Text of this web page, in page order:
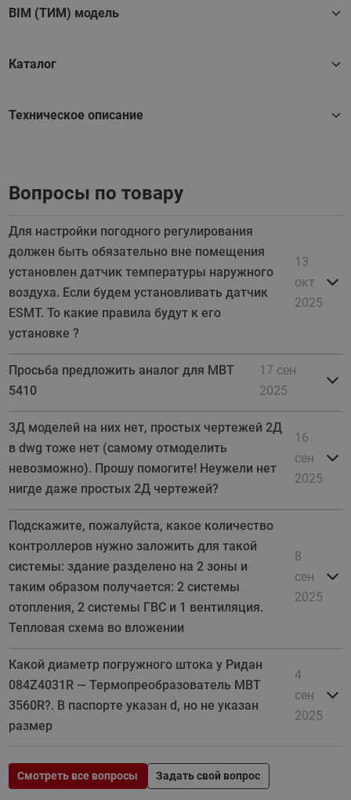
BIM (ТИМ) модель
Каталог
Техническое описание
Вопросы по товару
Для настройки погодного регулирования
должен быть обязательно вне помещения
установлен датчик температуры наружного
воздуха. Если будем установливать датчик
ESMT. То какие правила будут к его
установке ?
13
окт
2025
Просьба предложить аналог для MBT
5410
17 сен
2025
3Д моделей на них нет, простых чертежей 2Д
в dwg тоже нет (самому отмоделить
невозможно). Прошу помогите! Неужели нет
нигде даже простых 2Д чертежей?
16
сен
2025
Подскажите, пожалуйста, какое количество
контроллеров нужно заложить для такой
системы: здание разделено на 2 зоны и
таким образом получается: 2 системы
отопления, 2 системы ГВС и 1 вентиляция.
Тепловая схема во вложении
8
сен
2025
Какой диаметр погружного штока у Ридан
084Z4031R — Термопреобразователь MBT
3560R?. В паспорте указан d, но не указан
размер
4
сен
2025
Смотреть все вопросы Задать свой вопрос